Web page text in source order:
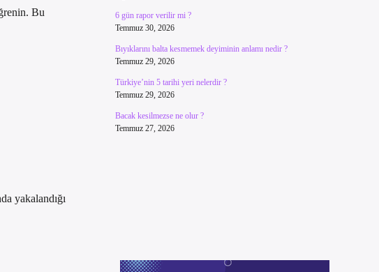
Bu
yakalandığı
6 gün rapor verilir mi ?
Temmuz 30, 2026
Bıyıklarını balta kesmemek deyiminin anlamı nedir ?
Temmuz 29, 2026
Türkiye’nin 5 tarihi yeri nelerdir ?
Temmuz 29, 2026
Bacak kesilmezse ne olur ?
Temmuz 27, 2026